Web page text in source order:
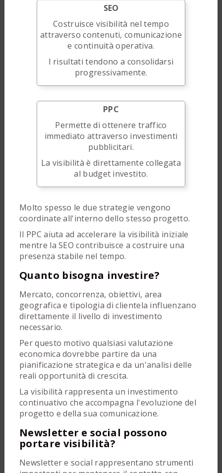
SEO
Costruisce visibilità nel tempo
attraverso contenuti, comunicazione
e continuità operativa.
I risultati tendono a consolidarsi
progressivamente.
PPC
Permette di ottenere traffico
immediato attraverso investimenti
pubblicitari.
La visibilità è direttamente collegata
al budget investito.
Molto spesso le due strategie vengono
coordinate all'interno dello stesso progetto.
Il PPC aiuta ad accelerare la visibilità iniziale
mentre la SEO contribuisce a costruire una
presenza stabile nel tempo.
Quanto bisogna investire?
Mercato, concorrenza, obiettivi, area
geografica e tipologia di clientela influenzano
direttamente il livello di investimento
necessario.
Per questo motivo qualsiasi valutazione
economica dovrebbe partire da una
pianificazione strategica e da un'analisi delle
reali opportunità di crescita.
La visibilità rappresenta un investimento
continuativo che accompagna l'evoluzione del
progetto e della sua comunicazione.
Newsletter e social possono
portare visibilità?
Newsletter e social rappresentano strumenti